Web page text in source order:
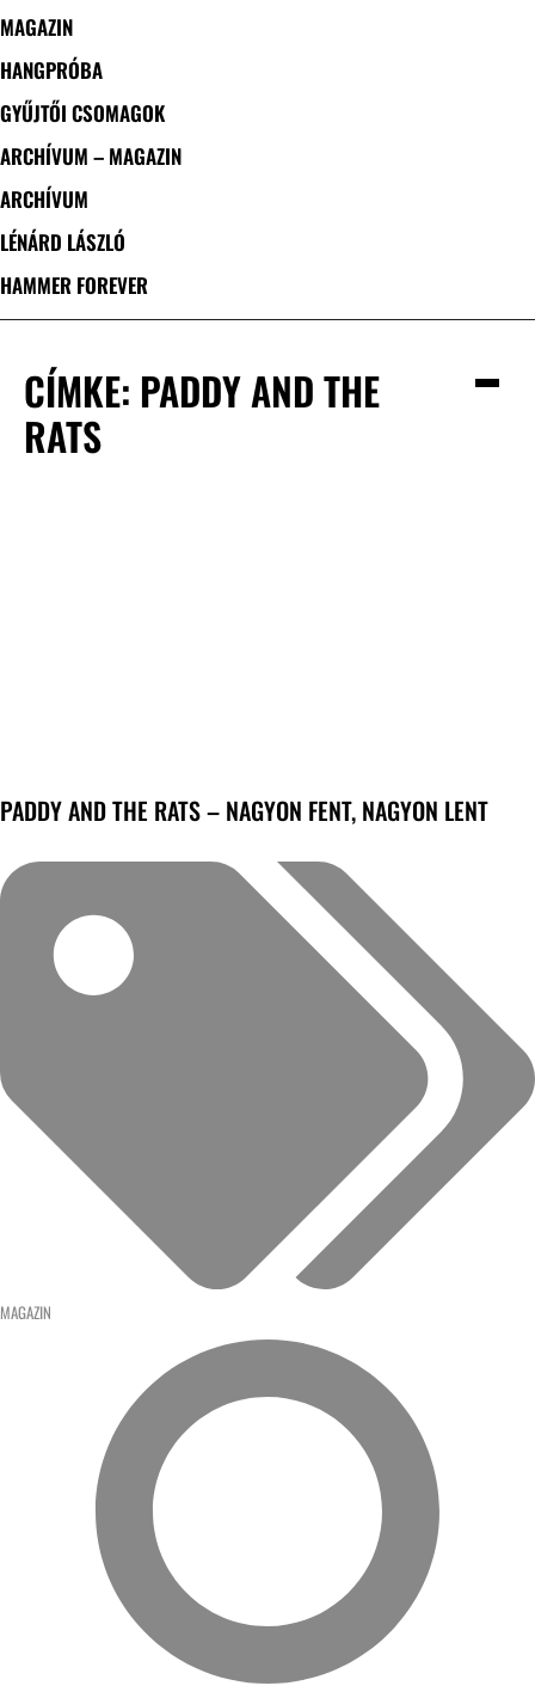
MAGAZIN
HANGPRÓBA
GYŰJTŐI CSOMAGOK
ARCHÍVUM – MAGAZIN
ARCHÍVUM
LÉNÁRD LÁSZLÓ
HAMMER FOREVER
CÍMKE: PADDY AND THE
RATS
PADDY AND THE RATS – NAGYON FENT, NAGYON LENT
MAGAZIN